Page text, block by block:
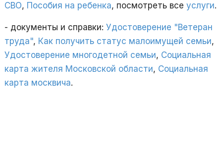
СВО, Пособия на ребенка, посмотреть все услуги.
- документы и справки: Удостоверение "Ветеран
труда", Как получить статус малоимущей семьи,
Удостоверение многодетной семьи, Социальная
карта жителя Московской области, Социальная
карта москвича.